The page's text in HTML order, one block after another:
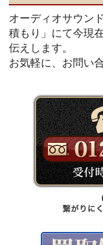
オーディオサウン
積もり」にて今現
伝えします。
お気軽に、お問い